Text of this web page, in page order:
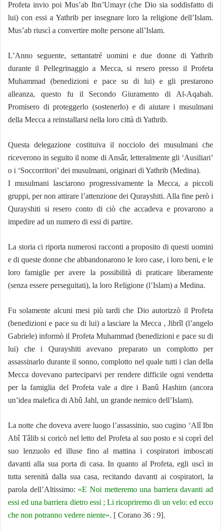
Profeta invio poi Mus’ab Ibn’Umayr (che Dio sia soddisfatto di
lui) con essi a Yathrib per insegnare loro la religione dell’Islam.
Mus’ab riuscì a convertire molte persone all’Islam.
L’Anno seguente, settantatré uomini e due donne di Yathrib
durante il Pellegrinaggio a Mecca, si resero presso il Profeta
Muhammad (benedizioni e pace su di lui) e gli prestarono
alleanza, questo fu il Secondo Giuramento di Al-Aqabah.
Promisero di proteggerlo (sostenerlo) e di aiutare i musulmani
della Mecca a reinstallarsi nella loro città di Yathrib.
Questa delegazione costituiva il nocciolo dei musulmani che
riceverono in seguito il nome di Ansâr, letteralmente gli ‘Ausiliari’
o i ‘Soccorritori’ dei musulmani, originari di Yathrib (Medina).
I musulmani lasciarono progressivamente la Mecca, a piccoli
gruppi, per non attirare l’attenzione dei Qurayshiti. Alla fine però i
Qurayshiti si resero conto di ciò che accadeva e provarono a
impedire ad un numero di essi di partire.
La storia ci riporta numerosi racconti a proposito di questi uomini
e di queste donne che abbandonarono le loro case, i loro beni, e le
loro famiglie per avere la possibilità di praticare liberamente
(senza essere perseguitati), la loro Religione (l’Islam) a Medina.
Fu solamente alcuni mesi più tardi che Dio autorizzò il Profeta
(benedizioni e pace su di lui) a lasciare la Mecca , Jibrîl (l’angelo
Gabriele) informò il Profeta Muhammad (benedizioni e pace su di
lui) che i Qurayshiti avevano preparato un complotto per
assassinarlo durante il sonno, complotto nel quale tutti i clan della
Mecca dovevano parteciparvi per rendere difficile ogni vendetta
per la famiglia del Profeta vale a dire i Banû Hashim (ancora
un’idea malefica di Abû Jahl, un grande nemico dell’Islam).
La notte che doveva avere luogo l’assassinio, suo cugino ‘Alî Ibn
Abî Tâlib si coricò nel letto del Profeta al suo posto e si coprì del
suo lenzuolo ed illuse fino al mattina i cospiratori imboscati
davanti alla sua porta di casa. In quanto al Profeta, egli uscì in
tutta serenità dalla sua casa, recitando davanti ai cospiratori, la
parola dell’Altissimo: «E Noi metteremo una barriera davanti ad
essi ed una barriera dietro essi ; Li ricopriremo di un velo: ed ecco
che non potranno vedere niente». [ Corano 36 : 9].